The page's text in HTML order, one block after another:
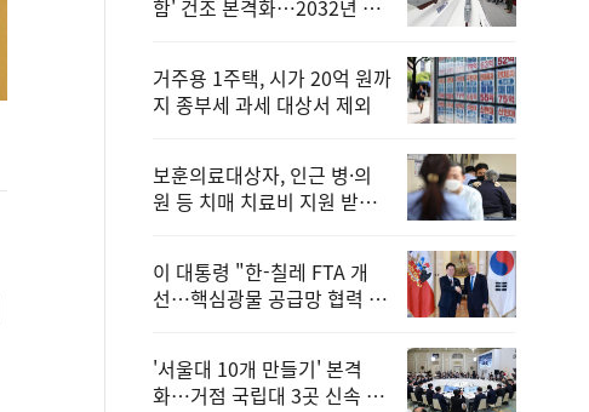
함' 건조 본격화…2032년 해
거주용 1주택, 시가 20억 원까
지 종부세 과세 대상서 제외
보훈의료대상자, 인근 병·의
원 등 치매 치료비 지원 받을
이 대통령 "한-칠레 FTA 개
선…핵심광물 공급망 협력 더
'서울대 10개 만들기' 본격
화…거점 국립대 3곳 신속 선